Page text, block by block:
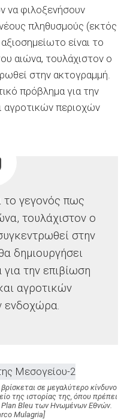
να φιλοξενήσουν
πληθυσμούς (εκτός
είναι το
αιώνα, τουλάχιστον ο
στην ακτογραμμή.
πρόβλημα για την
αγροτικών περιοχών
το γεγονός πως
τουλάχιστον ο
στην
δημιουργήσει
την επιβίωση
αγροτικών
ενδοχώρα.
σε μεγαλύτερο κίνδυνο
της ιστορίας της, όπου πρέπει
Plan Bleu των Ηνωμένων Εθνών.
Mulagria]